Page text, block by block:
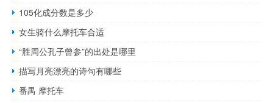
105化成分数是多少
女生骑什么摩托车合适
“胜周公孔子曾参”的出处是哪里
描写月亮漂亮的诗句有哪些
番禺 摩托车